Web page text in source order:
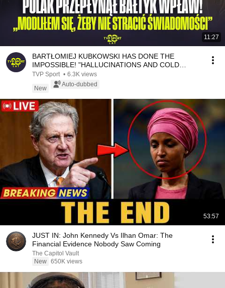
11:27
BARTŁOMIEJ KUBKOWSKI HAS DONE THE
IMPOSSIBLE! "HALLUCINATIONS AND COLD
WATER WERE THE HARDEST PAR...
TVP Sport • 6.3K views
New
Auto-dubbed
53:57
JUST IN: John Kennedy Vs Ilhan Omar: The
Financial Evidence Nobody Saw Coming
The Capitol Vault
New 650K views